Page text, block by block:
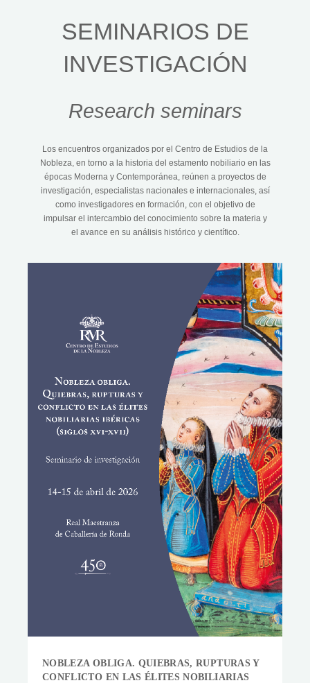
SEMINARIOS DE
INVESTIGACIÓN​
Research seminars
Los encuentros organizados por el Centro de Estudios de la
Nobleza, en torno a la historia del estamento nobiliario en las
épocas Moderna y Contemporánea, reúnen a proyectos de
investigación, especialistas nacionales e internacionales, así
como investigadores en formación, con el objetivo de
impulsar el intercambio del conocimiento sobre la materia y
el avance en su análisis histórico y científico.
NOBLEZA OBLIGA. QUIEBRAS, RUPTURAS Y
CONFLICTO EN LAS ÉLITES NOBILIARIAS